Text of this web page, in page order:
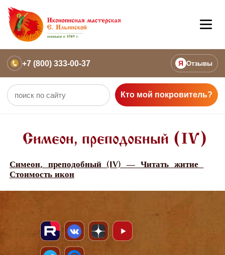
+7 (800) 333-00-37 Я Отзывы
Кто мой покровитель?
Симеон, преподобный (IV)
Симеон, преподобный (IV) — Читать житие
Стоимость икон